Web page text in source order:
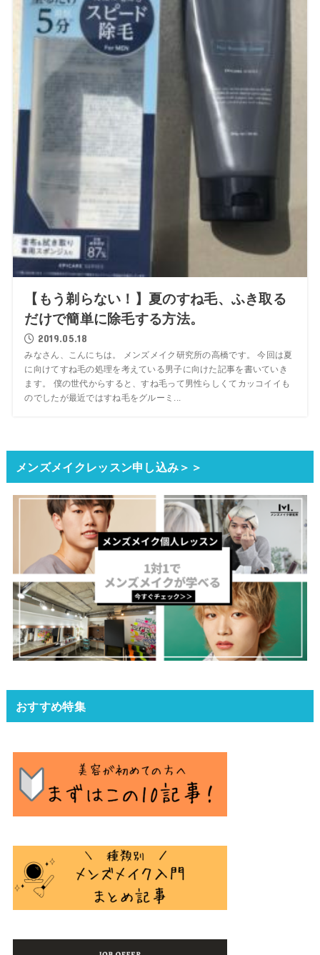
【もう剃らない！】夏のすね毛、ふき取る
だけで簡単に除毛する方法。
2019.05.18
みなさん、こんにちは。 メンズメイク研究所の高橋です。 今回は夏
に向けてすね毛の処理を考えている男子に向けた記事を書いていき
ます。 僕の世代からすると、すね毛って男性らしくてカッコイイも
のでしたが最近ではすね毛をグルーミ...
メンズメイクレッスン申し込み＞＞
おすすめ特集